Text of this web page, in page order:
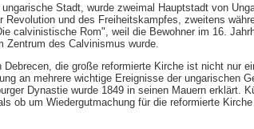
Stadt, wurde zweimal Hauptstadt von
Revolution und des Freiheitskampfes, zweitens
calvinistische Rom", weil die Bewohner im 16.
Zentrum des Calvinismus wurde.
die große reformierte Kirche ist nicht nur
an mehrere wichtige Ereignisse der ungarischen
Dynastie wurde 1849 in seinen Mauern erklärt.
ob um Wiedergutmachung für die reformierte